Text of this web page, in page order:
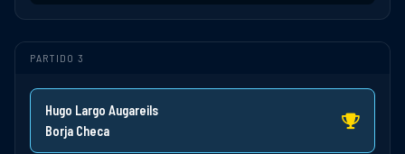
PARTIDO 3
Hugo Largo Augareils
Borja Checa